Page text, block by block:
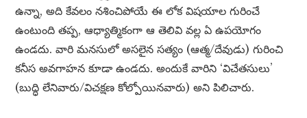
ఉన్నా, అది కేవలం నశించిపోయే ఈ లోక విషయాల గురించే
ఉంటుంది తప్ప, ఆధ్యాత్మికంగా ఆ తెలివి వల్ల ఏ ఉపయోగం
ఉండదు. వారి మనసులో అసలైన సత్యం (ఆత్మ/దేవుడు) గురించి
కనీస అవగాహన కూడా ఉండదు. అందుకే వారిని ‘విచేతసులు’
(బుద్ధి లేనివారు/విచక్షణ కోల్పోయినవారు) అని పిలిచారు.